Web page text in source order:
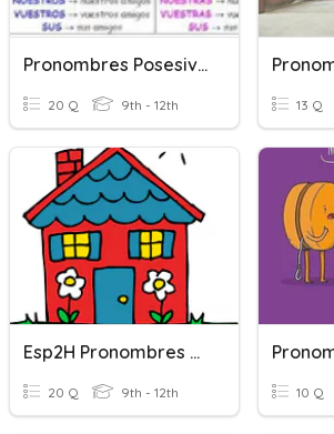
Pronombres Posesivos
20 Q 9th - 12th 13 Q
Esp2H Pronombres Relativos
20 Q 9th - 12th 10 Q